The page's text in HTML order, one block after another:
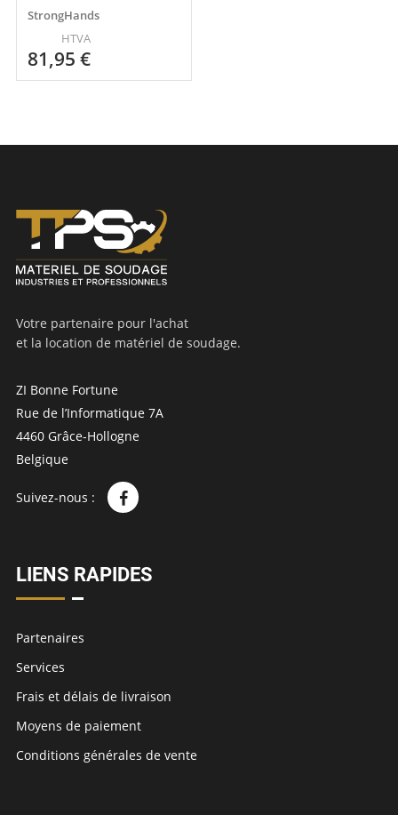
StrongHands
81,95 €
HTVA
Votre partenaire pour l'achat
et la location de matériel de soudage.
ZI Bonne Fortune
Rue de l’Informatique 7A
4460 Grâce-Hollogne
Belgique
Suivez-nous :
LIENS RAPIDES
Partenaires
Services
Frais et délais de livraison
Moyens de paiement
Conditions générales de vente